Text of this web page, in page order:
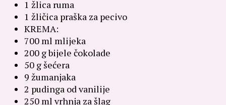
1 žlica ruma
1 žličica praška za pecivo
KREMA:
700 ml mlijeka
200 g bijele čokolade
50 g šećera
9 žumanjaka
2 pudinga od vanilije
250 ml vrhnja za šlag